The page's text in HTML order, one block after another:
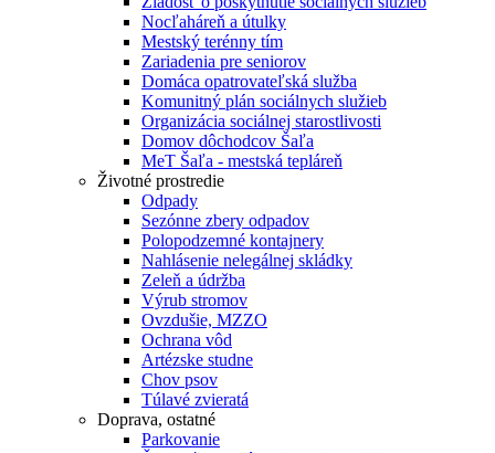
Nocľaháreň a útulky
Mestský terénny tím
Zariadenia pre seniorov
Domáca opatrovateľská služba
Komunitný plán sociálnych služieb
Organizácia sociálnej starostlivosti
Domov dôchodcov Šaľa
MeT Šaľa - mestská tepláreň
Životné prostredie
Odpady
Sezónne zbery odpadov
Polopodzemné kontajnery
Nahlásenie nelegálnej skládky
Zeleň a údržba
Výrub stromov
Ovzdušie, MZZO
Ochrana vôd
Artézske studne
Chov psov
Túlavé zvieratá
Doprava, ostatné
Parkovanie